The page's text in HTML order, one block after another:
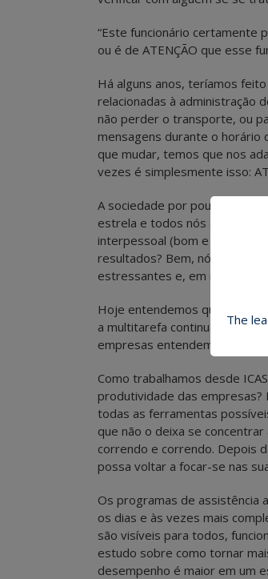
“Este funcionário certamente
ou é de ATENÇÃO que esse
Há alguns anos, teríamos
relacionadas à administração
não perder o transporte, ou
mensagens durante o horário
que mudar, temos que nos
vezes é simplesmente isso:
A sociedade por pouco mais
estrela e todos nós
interpessoal (bom e às vezes
resultados? Bem, nós
estressantes e, em muitos
Hoje entendemos que
a multitarefa continua e
empresas entendem que
Como trabalhamos desde
produtividade das empresas?
todas as ferramentas
que não o deixa se
correndo e correndo. Depois
possa voltar a focar-se nas
Os programas de assistência
os dias e às vezes mais
são visíveis para todos,
estudo sobre como tornar
desempenho é maior em um
The